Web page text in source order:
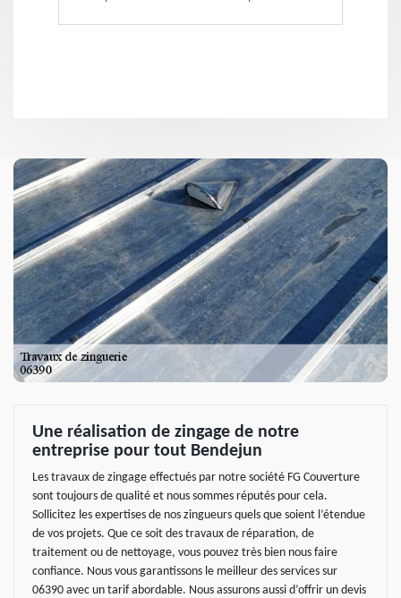
Une réalisation de zingage de notre
entreprise pour tout Bendejun
Les travaux de zingage effectués par notre société FG Couverture
sont toujours de qualité et nous sommes réputés pour cela.
Sollicitez les expertises de nos zingueurs quels que soient l’étendue
de vos projets. Que ce soit des travaux de réparation, de
traitement ou de nettoyage, vous pouvez très bien nous faire
confiance. Nous vous garantissons le meilleur des services sur
06390 avec un tarif abordable. Nous assurons aussi d’offrir un devis